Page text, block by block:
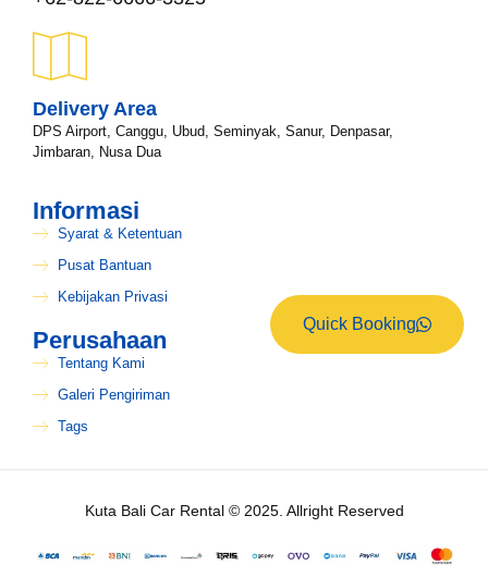
Quick Booking
Delivery Area
DPS Airport, Canggu, Ubud, Seminyak, Sanur, Denpasar,
Jimbaran, Nusa Dua
Informasi
Syarat & Ketentuan
Pusat Bantuan
Kebijakan Privasi
Perusahaan
Tentang Kami
Galeri Pengiriman
Tags
Kuta Bali Car Rental © 2025. Allright Reserved